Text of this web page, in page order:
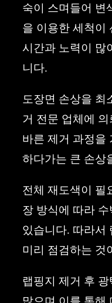
숙이 스며들어 변
을 이용한 세척이
시간과 노력이 많
니다.
도장면 손상을 최
거 전문 업체에
바른 제거 과정을
하다가는 큰 손상
전체 재도색이 필
장 방식에 따라
있습니다. 따라서
미리 점검하는 것
랩핑지 제거 후